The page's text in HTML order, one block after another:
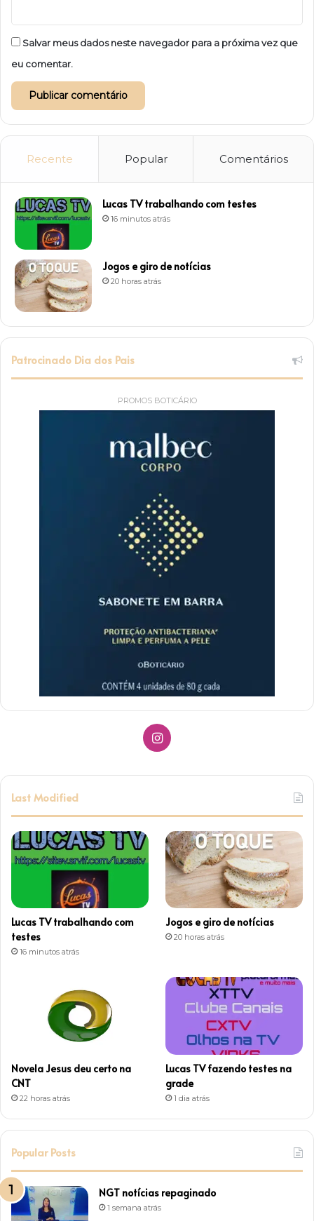
Salvar meus dados neste navegador para a próxima vez que
eu comentar.
Recente Popular Comentários
Lucas TV trabalhando com testes
16 minutos atrás
Jogos e giro de notícias
20 horas atrás
Patrocinado Dia dos Pais
PROMOS BOTICÁRIO
I
t
a
g
r
a
Last Modified
Lucas TV trabalhando com
testes
16 minutos atrás
Jogos e giro de notícias
20 horas atrás
Novela Jesus deu certo na
CNT
22 horas atrás
Lucas TV fazendo testes na
grade
1 dia atrás
Popular Posts
NGT notícias repaginado
1 semana atrás